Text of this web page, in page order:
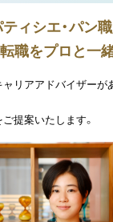
ィシエ・パン
転職をプロと一
リアアドバイザーが
提案いたします。